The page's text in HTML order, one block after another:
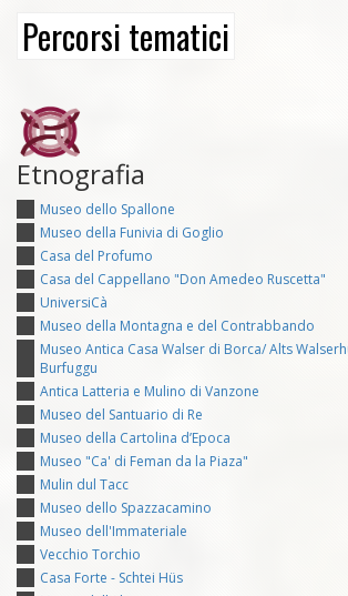
Percorsi tematici
Etnografia
Museo dello Spallone
Museo della Funivia di Goglio
Casa del Profumo
Casa del Cappellano "Don Amedeo Ruscetta"
UniversiCà
Museo della Montagna e del Contrabbando
Museo Antica Casa Walser di Borca/ Alts
Burfuggu
Antica Latteria e Mulino di Vanzone
Museo del Santuario di Re
Museo della Cartolina d’Epoca
Museo "Ca' di Feman da la Piaza"
Mulin dul Tacc
Museo dello Spazzacamino
Museo dell'Immateriale
Vecchio Torchio
Casa Forte - Schtei Hüs